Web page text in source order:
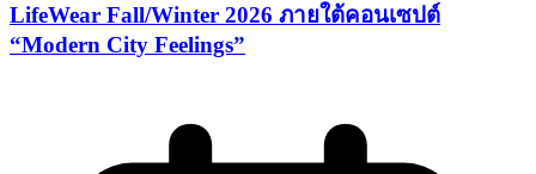
LifeWear Fall/Winter 2026 ภายใต้คอนเซปต์
“Modern City Feelings”